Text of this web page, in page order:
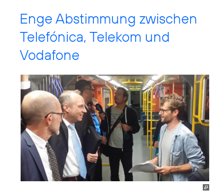
Enge Abstimmung zwischen
Telefónica, Telekom und
Vodafone